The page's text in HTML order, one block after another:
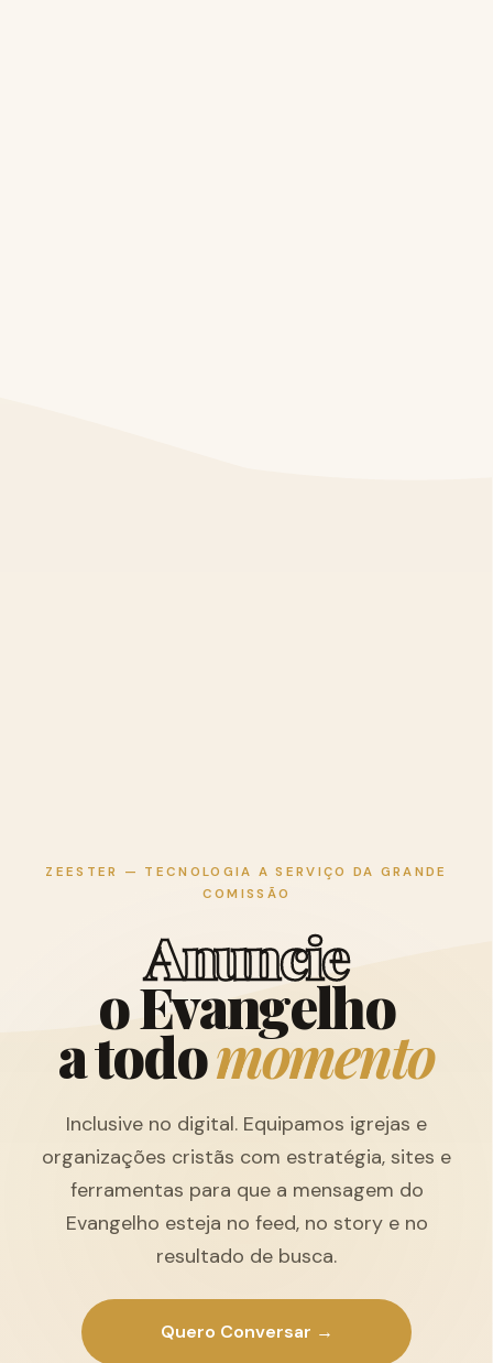
ZEESTER — TECNOLOGIA A SERVIÇO DA GRANDE
COMISSÃO
Anuncie
oEvangelho
atodomomento
Inclusive no digital. Equipamos igrejas e
organizações cristãs com estratégia, sites e
ferramentas para que a mensagem do
Evangelho esteja no feed, no story e no
resultado de busca.
Quero Conversar →